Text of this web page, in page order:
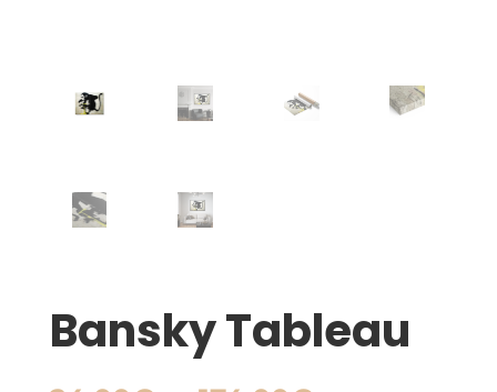
Bansky Tableau